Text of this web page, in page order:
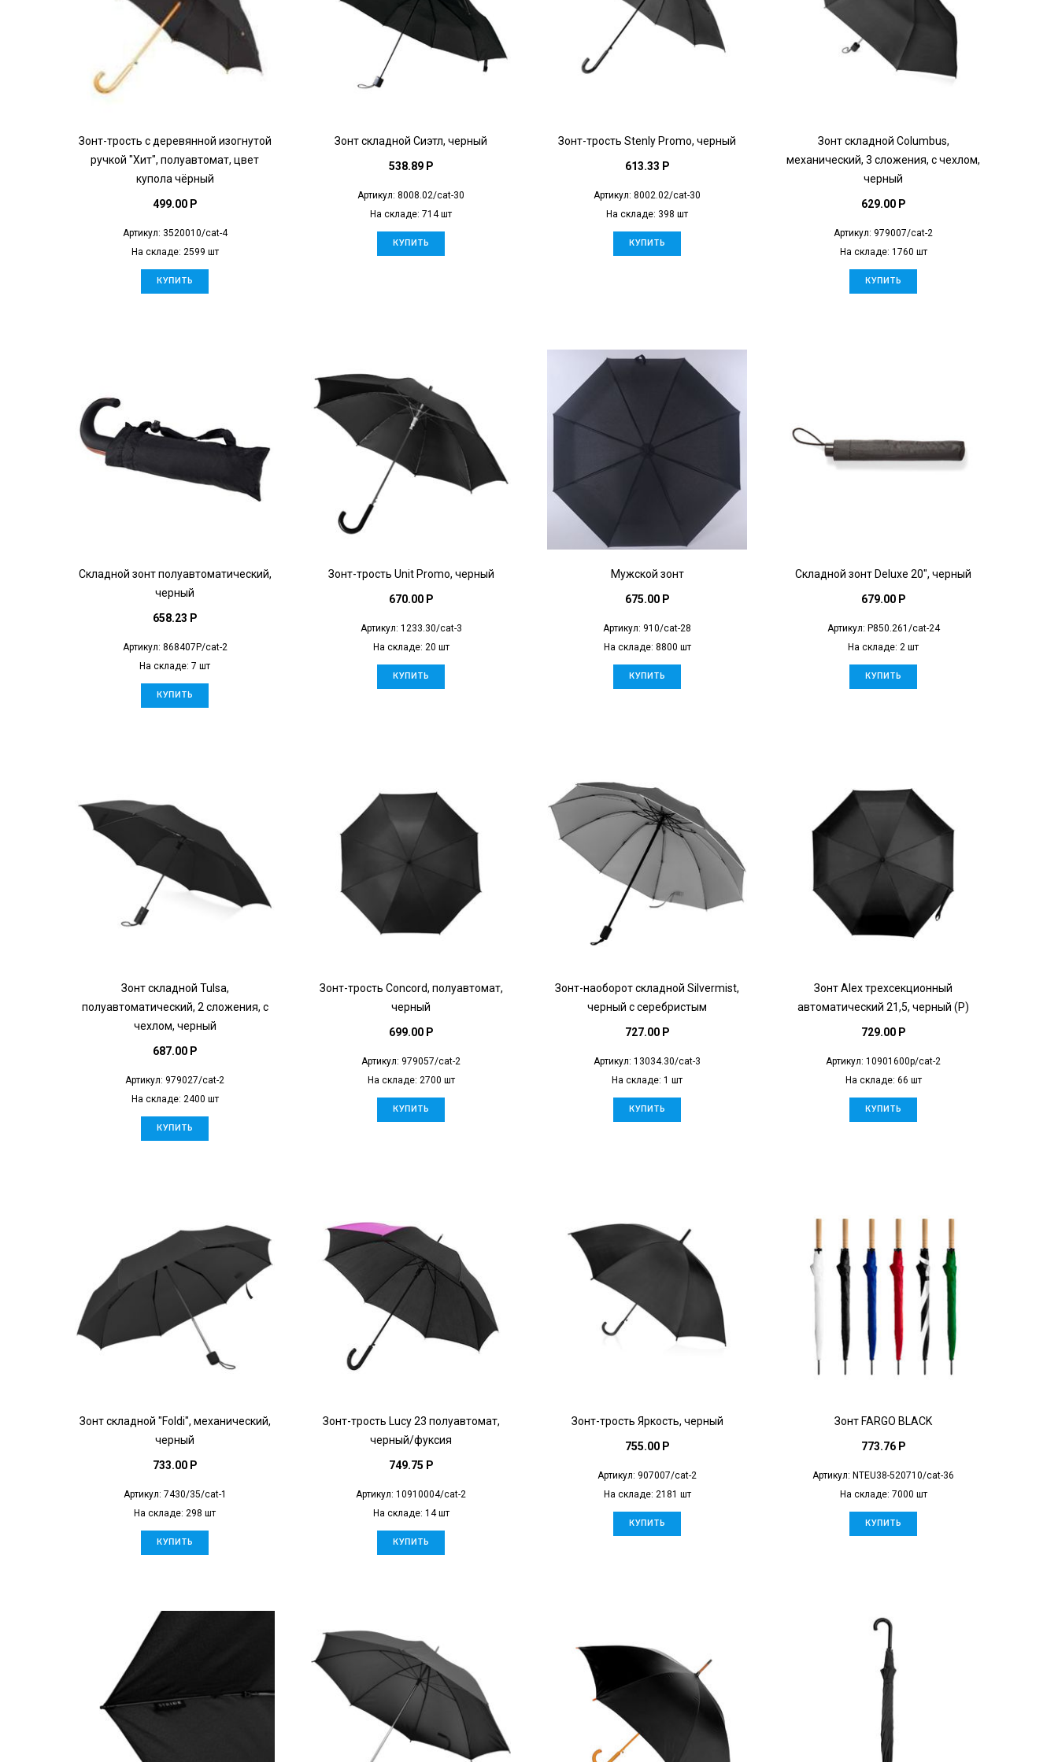
Зонт-трость с деревянной изогнутой
ручкой "Хит", полуавтомат, цвет
купола чёрный
499.00 P
Артикул: 3520010/cat-4
На складе: 2599 шт
КУПИТЬ
Зонт складной Сиэтл, черный
538.89 P
Артикул: 8008.02/cat-30
На складе: 714 шт
КУПИТЬ
Зонт-трость Stenly Promo, черный
613.33 P
Артикул: 8002.02/cat-30
На складе: 398 шт
КУПИТЬ
Зонт складной Columbus,
механический, 3 сложения, с чехлом,
черный
629.00 P
Артикул: 979007/cat-2
На складе: 1760 шт
КУПИТЬ
Складной зонт полуавтоматический,
черный
658.23 P
Артикул: 868407P/cat-2
На складе: 7 шт
КУПИТЬ
Зонт-трость Unit Promo, черный
670.00 P
Артикул: 1233.30/cat-3
На складе: 20 шт
КУПИТЬ
Мужской зонт
675.00 P
Артикул: 910/cat-28
На складе: 8800 шт
КУПИТЬ
Складной зонт Deluxe 20", черный
679.00 P
Артикул: P850.261/cat-24
На складе: 2 шт
КУПИТЬ
Зонт складной Tulsa,
полуавтоматический, 2 сложения, с
чехлом, черный
687.00 P
Артикул: 979027/cat-2
На складе: 2400 шт
КУПИТЬ
Зонт-трость Concord, полуавтомат,
черный
699.00 P
Артикул: 979057/cat-2
На складе: 2700 шт
КУПИТЬ
Зонт-наоборот складной Silvermist,
черный с серебристым
727.00 P
Артикул: 13034.30/cat-3
На складе: 1 шт
КУПИТЬ
Зонт Alex трехсекционный
автоматический 21,5, черный (Р)
729.00 P
Артикул: 10901600p/cat-2
На складе: 66 шт
КУПИТЬ
Зонт складной "Foldi", механический,
черный
733.00 P
Артикул: 7430/35/cat-1
На складе: 298 шт
КУПИТЬ
Зонт-трость Lucy 23 полуавтомат,
черный/фуксия
749.75 P
Артикул: 10910004/cat-2
На складе: 14 шт
КУПИТЬ
Зонт-трость Яркость, черный
755.00 P
Артикул: 907007/cat-2
На складе: 2181 шт
КУПИТЬ
Зонт FARGO BLACK
773.76 P
Артикул: NTEU38-520710/cat-36
На складе: 7000 шт
КУПИТЬ